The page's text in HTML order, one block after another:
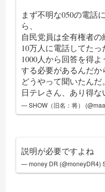
まず不明な050の電話
ら、
自民党員は全有権者の
10万人に電話してたっ
1000人から回答を得
する必要があるんだか
どうやって聞いたんだ。
日テレさん、あり得な
— SHOW（旧名：将）
説明が必要ですよね
— money DR (@moneyDR4)